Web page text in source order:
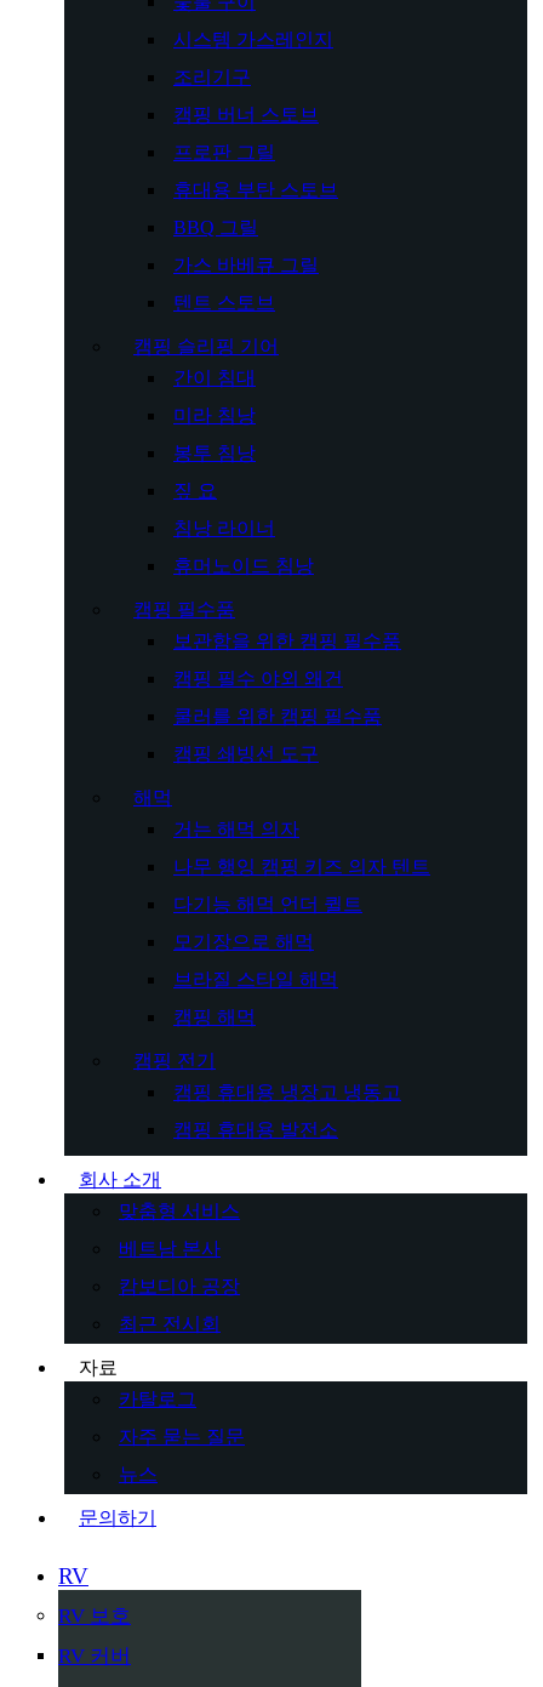
시스템 가스레인지
조리기구
캠핑 버너 스토브
프로판 그릴
휴대용 부탄 스토브
BBQ 그릴
가스 바베큐 그릴
텐트 스토브
캠핑 슬리핑 기어
간이 침대
미라 침낭
봉투 침낭
짚 요
침낭 라이너
휴머노이드 침낭
캠핑 필수품
보관함을 위한 캠핑 필수품
캠핑 필수 야외 왜건
쿨러를 위한 캠핑 필수품
캠핑 쇄빙선 도구
해먹
거는 해먹 의자
나무 행잉 캠핑 키즈 의자 텐트
다기능 해먹 언더 퀼트
모기장으로 해먹
브라질 스타일 해먹
캠핑 해먹
캠핑 전기
캠핑 휴대용 냉장고 냉동고
캠핑 휴대용 발전소
회사 소개
맞춤형 서비스
베트남 본사
캄보디아 공장
최근 전시회
자료
카탈로그
자주 묻는 질문
뉴스
문의하기
RV
RV 보호
RV 커버